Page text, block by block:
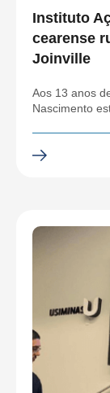
Instituto
cearense
Joinville
Aos 13 anos
Nascimento